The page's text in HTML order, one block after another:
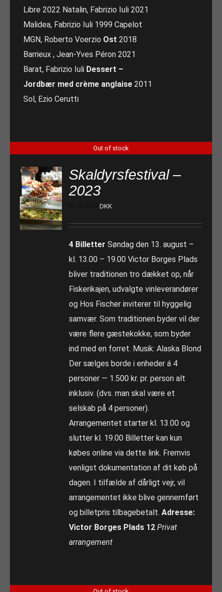
Libre 2022 Natalin, Fabrizio Iuli 2021
Malidea, Fabrizio Iuli 1999 Capelot
MGN, Roberto Voerzio Ost 2018
Barrieux , Jean-Yves Péron 2021
Barat, Fabrizio Iuli Dessert –
Jordbær med crème anglaise 2011
Sol, Ezio Cerutti
Out of stock
Skaldyrsfestival –
2023
DKK
4 Billetter Søndag den 13. august –
kl. 13.00 – 19.00 Victor Borges Plads
bliver traditionen tro dækket op, når
Fiskerikajen, udvalgte vinleverandører
og Hos Fischer inviterer til hyggelig
samvær. Som traditionen byder vil der
være flere gæstekokke, som byder
ind med en forret. Musik: Alaska Blond
Der sælges borde i enheder á 4
personer — 1.500 kr. pr. person alt
inklusiv. (dvs. man skal være et
selskab på 4 personer).
Arrangementet starter kl. 13.00 og
slutter kl. 19.00 Billetter kan kun
købes online via dette link. Fremvis
venligst dokumentation af dit køb på
dagen. I tilfælde af dårligt vejr, vil
arrangementet ikke blive gennemført
og billetpris tilbagebetalt.Adresse:
Victor Borges Plads 12 Privat
arrangement